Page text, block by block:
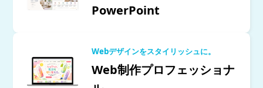
PowerPoint
Webデザインをスタイリッシュに。
Web制作プロフェッショナ